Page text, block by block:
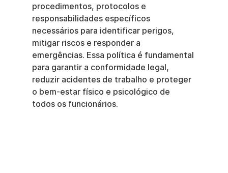
procedimentos, protocolos e
responsabilidades específicos
necessários para identificar perigos,
mitigar riscos e responder a
emergências. Essa política é fundamental
para garantir a conformidade legal,
reduzir acidentes de trabalho e proteger
o bem-estar físico e psicológico de
todos os funcionários.